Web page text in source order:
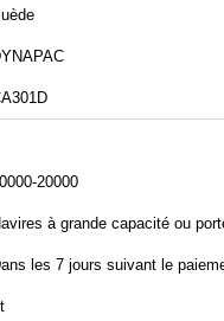
20000
à grande capacité ou
les 7 jours suivant le